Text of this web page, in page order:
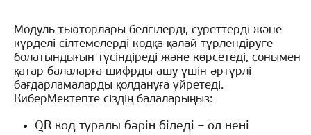
Модуль тьюторлары белгілерді, суреттерді және
күрделі сілтемелерді кодқа қалай түрлендіруге
болатындығын түсіндіреді және көрсетеді, сонымен
қатар балаларға шифрды ашу үшін әртүрлі
бағдарламаларды қолдануға үйретеді.
КиберМектепте сіздің балаларыңыз:
QR код туралы бәрін біледі – ол нені